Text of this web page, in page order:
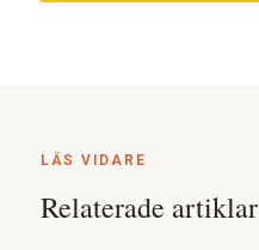
LÄS VIDARE
Relaterade artiklar